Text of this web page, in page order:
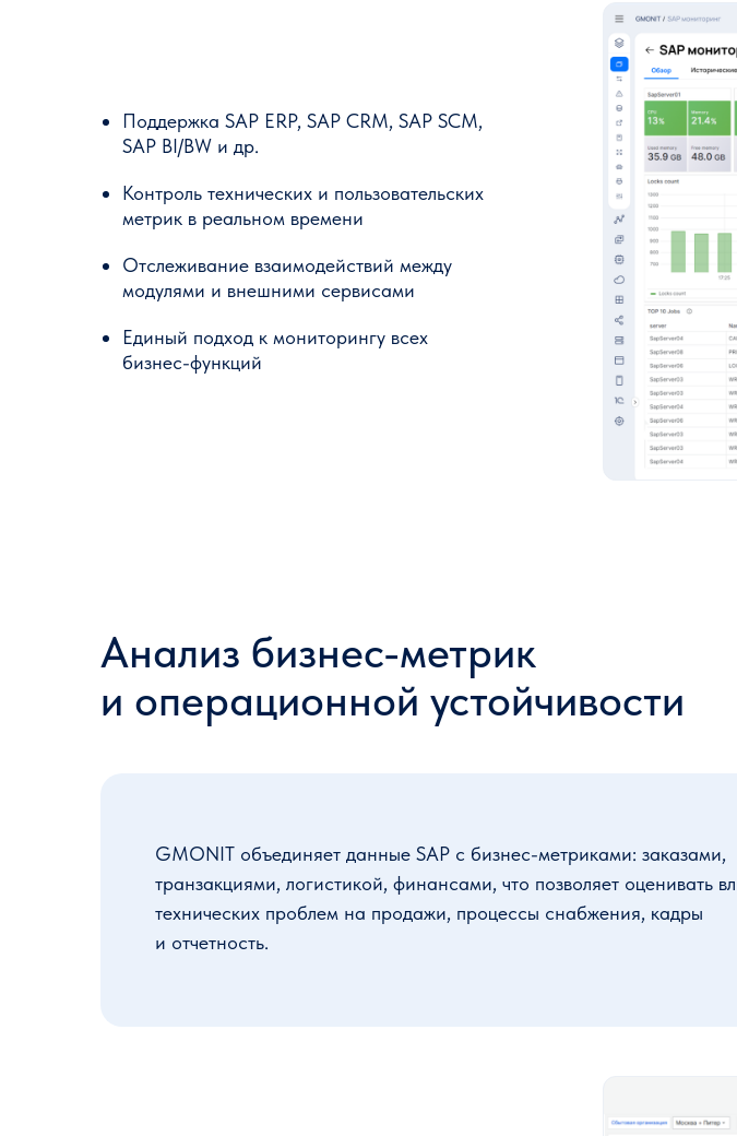
Поддержка SAP ERP, SAP CRM, SAP SCM,
SAP BI/BW и др.
Контроль технических и пользовательских
метрик в реальном времени
Отслеживание взаимодействий между
модулями и внешними сервисами
Единый подход к мониторингу всех
бизнес-функций
Анализ бизнес-метрик
и операционной устойчивости
GMONIT объединяет данные SAP с бизнес-метриками: заказами,
транзакциями, логистикой, финансами, что позволяет оценивать
технических проблем на продажи, процессы снабжения, кадры
и отчетность.